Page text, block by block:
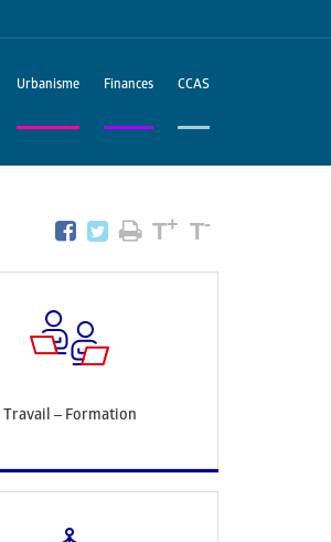
Urbanisme Finances CCAS
T+ T-
Travail – Formation